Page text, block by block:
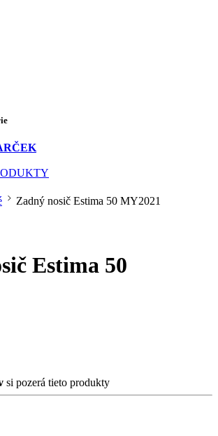
Zadný nosič Estima 50 MY2021
Estima 50
si pozerá tieto produkty